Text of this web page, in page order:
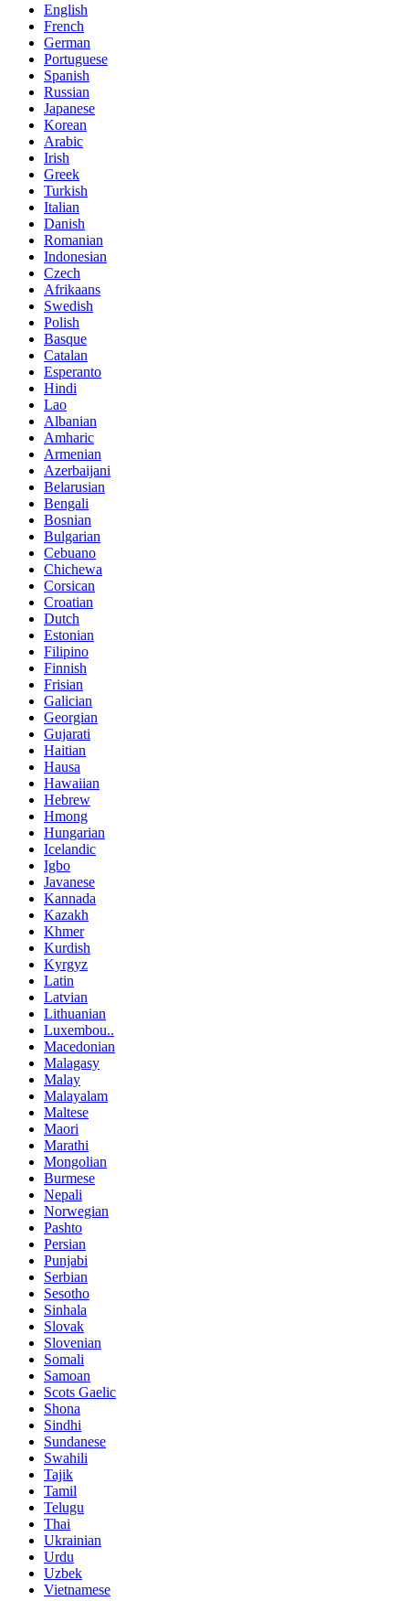
English
French
German
Portuguese
Spanish
Russian
Japanese
Korean
Arabic
Irish
Greek
Turkish
Italian
Danish
Romanian
Indonesian
Czech
Afrikaans
Swedish
Polish
Basque
Catalan
Esperanto
Hindi
Lao
Albanian
Amharic
Armenian
Azerbaijani
Belarusian
Bengali
Bosnian
Bulgarian
Cebuano
Chichewa
Corsican
Croatian
Dutch
Estonian
Filipino
Finnish
Frisian
Galician
Georgian
Gujarati
Haitian
Hausa
Hawaiian
Hebrew
Hmong
Hungarian
Icelandic
Igbo
Javanese
Kannada
Kazakh
Khmer
Kurdish
Kyrgyz
Latin
Latvian
Lithuanian
Luxembou..
Macedonian
Malagasy
Malay
Malayalam
Maltese
Maori
Marathi
Mongolian
Burmese
Nepali
Norwegian
Pashto
Persian
Punjabi
Serbian
Sesotho
Sinhala
Slovak
Slovenian
Somali
Samoan
Scots Gaelic
Shona
Sindhi
Sundanese
Swahili
Tajik
Tamil
Telugu
Thai
Ukrainian
Urdu
Uzbek
Vietnamese